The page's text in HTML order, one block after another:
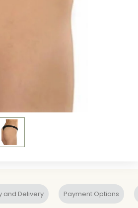
and Delivery Payment Options